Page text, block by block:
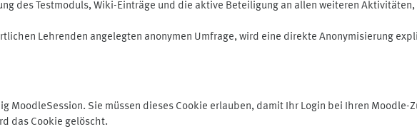
des Testmoduls, Wiki-Einträge und die aktive Beteiligung an allen weiteren
Lehrenden angelegten anonymen Umfrage, wird eine direkte Anonymisierung
MoodleSession. Sie müssen dieses Cookie erlauben, damit Ihr Login bei Ihren Moodle-
das Cookie gelöscht.